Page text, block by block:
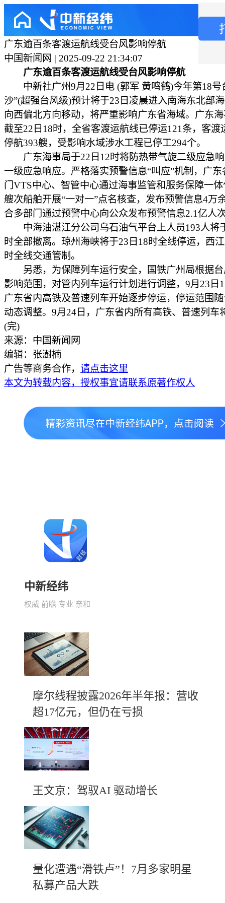
广东逾百条客渡运航线受台风影响停航
中国新闻网 | 2025-09-22 21:34:07
广东逾百条客渡运航线受台风影响停航
中新社广州9月22日电 (郭军 黄鸣鹤)今年第18号
沙”(超强台风级)预计将于23日凌晨进入南海东北部
向西偏北方向移动，将严重影响广东省海域。广东
截至22日18时，全省客渡运航线已停运121条，客渡
停航393艘，受影响水域涉水工程已停工294个。
广东海事局于22日12时将防热带气旋二级应急
一级应急响应。严格落实预警信息“叫应”机制，广东
门VTS中心、智管中心通过海事监管和服务保障一体
艘次船舶开展“一对一”点名核查，发布预警信息4万
合多部门通过预警中心向公众发布预警信息2.1亿人
中海油湛江分公司乌石油气平台上人员193人将
时全部撤离。琼州海峡将于23日18时全线停运，西
时全线交通管制。
另悉，为保障列车运行安全，国铁广州局根据台
影响范围，对管内列车运行计划进行调整，9月23日
广东省内高铁及普速列车开始逐步停运，停运范围
动态调整。9月24日，广东省内所有高铁、普速列车
(完)
来源：中国新闻网
编辑：张澍楠
广告等商务合作， 请点击这里
本文为转载内容，授权事宜请联系原著作权人
中新经纬
权威 前瞻 专业 亲和
摩尔线程披露2026年半年报：营收
超17亿元，但仍在亏损
王文京：驾驭AI 驱动增长
量化遭遇“滑铁卢”！7月多家明星
私募产品大跌